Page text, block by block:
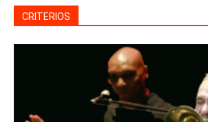
CRITERIOS